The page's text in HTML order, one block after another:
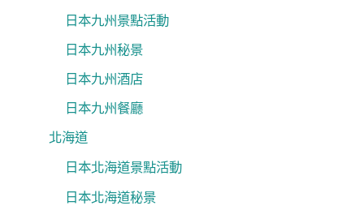
日本九州景點活動
日本九州秘景
日本九州酒店
日本九州餐廳
北海道
日本北海道景點活動
日本北海道秘景